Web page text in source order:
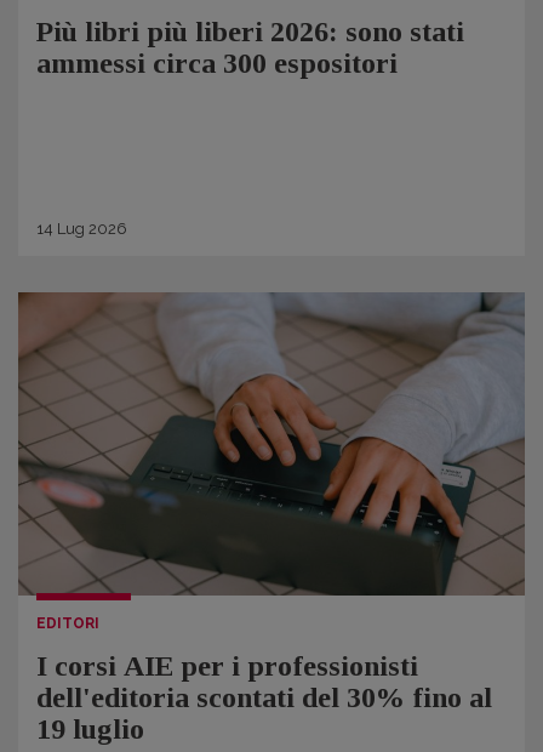
Più libri più liberi 2026: sono stati
ammessi circa 300 espositori
14 Lug 2026
EDITORI
I corsi AIE per i professionisti
dell'editoria scontati del 30% fino al
19 luglio